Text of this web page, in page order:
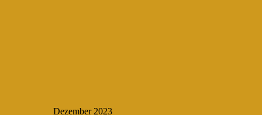
Dezember 2023